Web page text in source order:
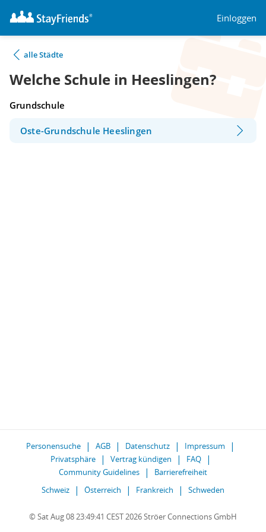
Einloggen
alle Städte
Welche Schule in Heeslingen?
Grundschule
Oste-Grundschule Heeslingen
Personensuche AGB Datenschutz
Impressum
Privatsphäre
Vertrag kündigen
FAQ
Community Guidelines
Barrierefreiheit
Schweiz
Österreich Frankreich Schweden
© Sat Aug 08 23:49:41 CEST 2026 Ströer Connections GmbH